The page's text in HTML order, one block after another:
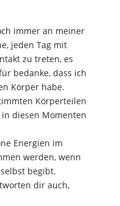
immer an meiner
jeden Tag mit
zu treten, es
bedanke, dass ich
Körper habe.
Körperteilen
diesen Momenten
Energien im
werden, wenn
begibt.
dir auch,